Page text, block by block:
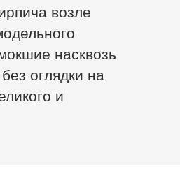
возле
насквозь
оглядки на
и